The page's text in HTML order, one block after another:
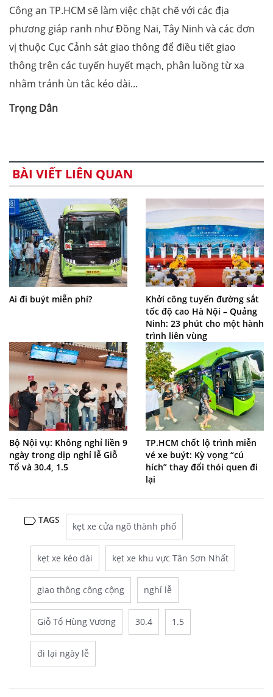
Công an TP.HCM sẽ làm việc chặt chẽ với các địa
phương giáp ranh như Đồng Nai, Tây Ninh và các đơn
vị thuộc Cục Cảnh sát giao thông để điều tiết giao
thông trên các tuyến huyết mạch, phân luồng từ xa
nhằm tránh ùn tắc kéo dài...
Trọng Dân
BÀI VIẾT LIÊN QUAN
Ai đi buýt miễn phí?
Khởi công tuyến đường sắt
tốc độ cao Hà Nội – Quảng
Ninh: 23 phút cho một hành
trình liên vùng
Bộ Nội vụ: Không nghỉ liền 9
ngày trong dịp nghỉ lễ Giỗ
Tổ và 30.4, 1.5
TP.HCM chốt lộ trình miễn
vé xe buýt: Kỳ vọng “cú
hích” thay đổi thói quen đi
lại
TAGS
kẹt xe cửa ngõ thành phố
kẹt xe kéo dài kẹt xe khu vực Tân Sơn Nhất
giao thông công cộng nghỉ lễ
Giỗ Tổ Hùng Vương 30.4 1.5
đi lại ngày lễ